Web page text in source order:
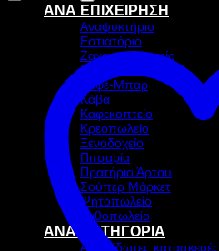
ΑΝΑ ΕΠΙΧΕΙΡΗΣΗ
Αναψυκτήριο
Εστιατόριο
Ζαχαροπλαστείο
Ιχθυοπωλείο
Καφέ-Μπαρ
Κάβα
Καφεκοπτείο
Κρεοπωλείο
Ξενοδοχείο
Πιτσαρία
Πρατήριο Άρτου
Σούπερ Μάρκετ
Ψητοπωλείο
Ανθοπωλείο
ΑΝΑ ΚΑΤΗΓΟΡΙΑ
Ανοξείδωτες κατασκευές